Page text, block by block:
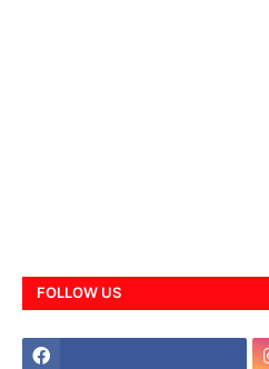
FOLLOW US